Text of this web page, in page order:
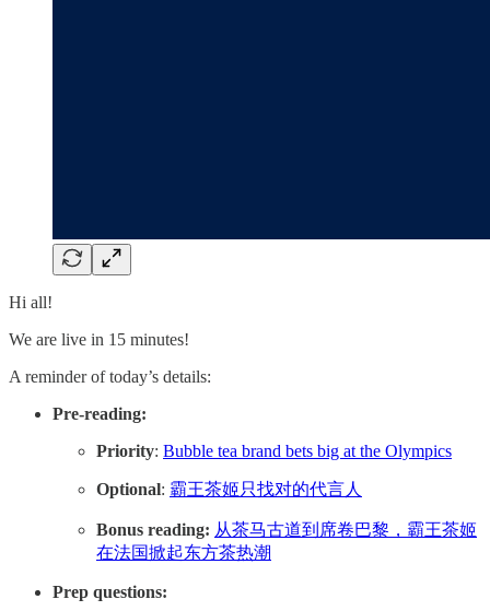
Hi all!
We are live in 15 minutes!
A reminder of today’s details:
Pre-reading:
Priority: Bubble tea brand bets big at the Olympics
Optional: 霸王茶姬只找对的代言人
Bonus reading: 从茶马古道到席卷巴黎，霸王茶姬
在法国掀起东方茶热潮
Prep questions: